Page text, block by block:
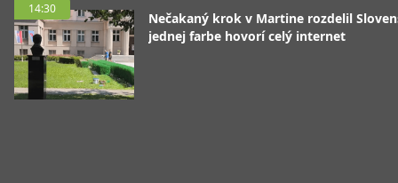
14:30
Nečakaný krok v Martine rozdelil
jednej farbe hovorí celý internet